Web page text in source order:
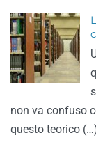
non va confuso
questo teorico